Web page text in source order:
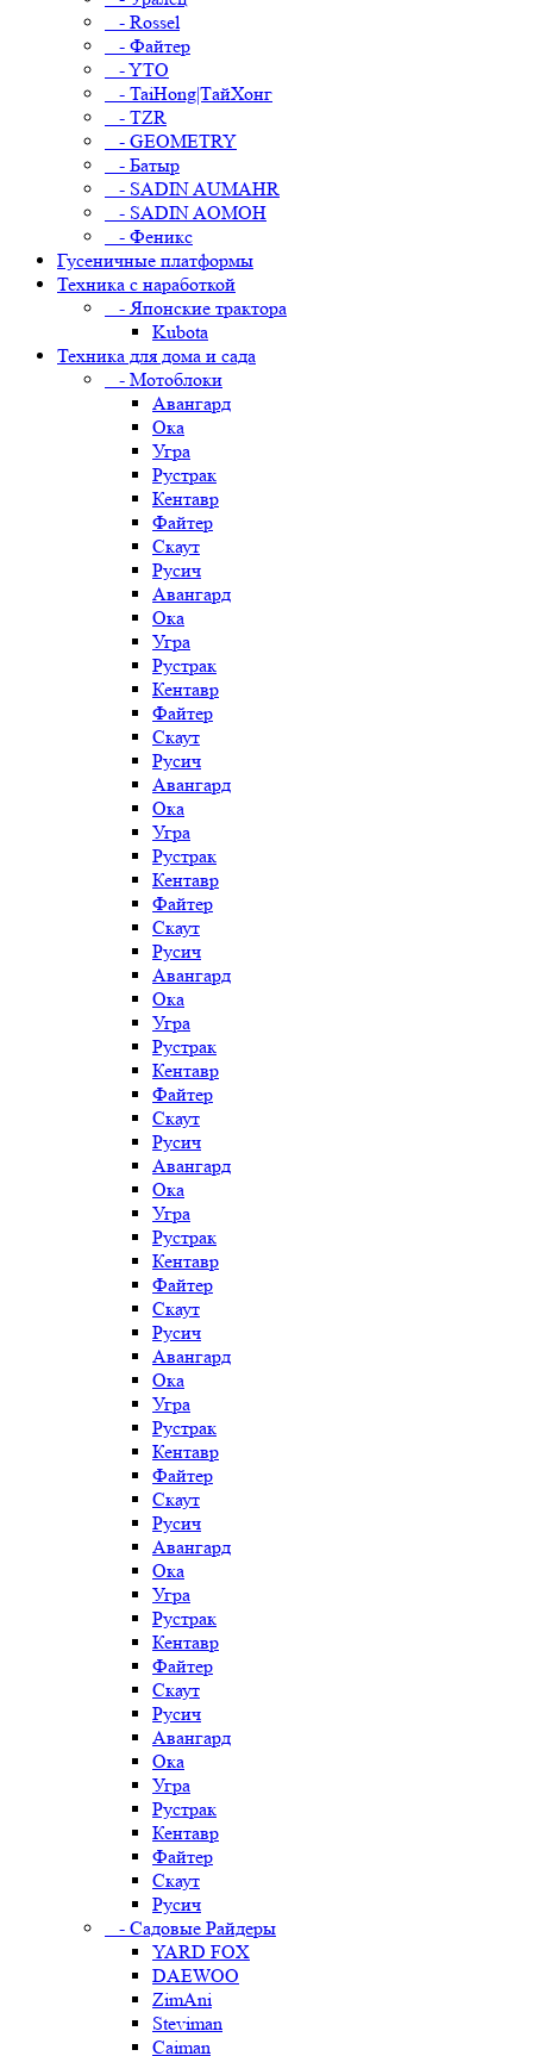
- Rossel
- Файтер
- YTO
- TaiHong|ТайХонг
- TZR
- GEOMETRY
- Батыр
- SADIN AUMAHR
- SADIN AOMOH
- Феникс
Гусеничные платформы
Техника с наработкой
- Японские трактора
Kubota
Техника для дома и сада
- Мотоблоки
Авангард
Ока
Угра
Рустрак
Кентавр
Файтер
Скаут
Русич
Авангард
Ока
Угра
Рустрак
Кентавр
Файтер
Скаут
Русич
Авангард
Ока
Угра
Рустрак
Кентавр
Файтер
Скаут
Русич
Авангард
Ока
Угра
Рустрак
Кентавр
Файтер
Скаут
Русич
Авангард
Ока
Угра
Рустрак
Кентавр
Файтер
Скаут
Русич
Авангард
Ока
Угра
Рустрак
Кентавр
Файтер
Скаут
Русич
Авангард
Ока
Угра
Рустрак
Кентавр
Файтер
Скаут
Русич
Авангард
Ока
Угра
Рустрак
Кентавр
Файтер
Скаут
Русич
- Садовые Райдеры
YARD FOX
DAEWOO
ZimAni
Steviman
Caiman